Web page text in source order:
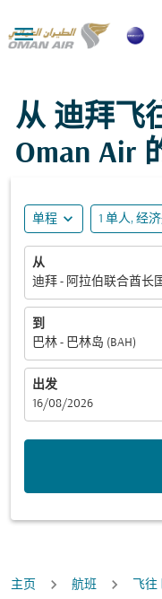

从 迪拜飞
Oman Air
单程 expand_more 1 单人, 经
从
迪拜 - 阿拉伯联合酋长
到
巴林 - 巴林岛 (BAH)
出发
fc-booking-departure-
16/08/2026
主页 航班 飞